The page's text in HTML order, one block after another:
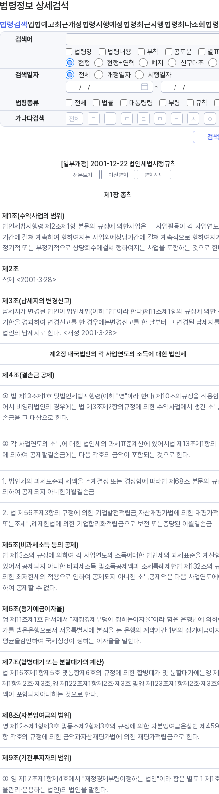
법령정보 상세검색
법령검색입법예고최근개정법령시행예정법령최근시행법령최다조회 법령
검색어
법령명
법령내용 부칙 공포문
별
현행
현행+연혁 폐지
신구대조
검색일자
전체 개정일자
시행일자
~
법령종류 전체 법률 대통령령 부령
규칙
가나다검색
전체 ㄱ ㄴ ㄷ ㄹ ㅁ ㅂ ㅅ ㅇ
검색
[일부개정] 2001-12-22 법인세법시행규칙
전문보기 이전연혁 연혁선택
제1장 총칙
제1조(수익사업의 범위)
법인세법시행령 제2조제1항 본문의 규정에 의한사업은 그 사업활동이 각 사업연
기간에 걸쳐 계속하여 행하여지는 사업외에상당기간에 걸쳐 계속적으로 행하여지
정기적 또는 부정기적으로 상당회수에걸쳐 행하여지는 사업을 포함하는 것으로
제2조
삭제 <2001·3·28>
제3조(납세지의 변경신고)
납세지가 변경된 법인이 법인세법(이하 "법"이라 한다)제11조제1항의 규정에 의한
기한을 경과하여 변경신고를 한 경우에는변경신고를 한 날부터 그 변경된 납세지
법인의 납세지로 한다. <개정 2001·3·28>
제2장 내국법인의 각 사업연도의 소득에 대한 법인세
제4조(결손금 공제)
① 법 제13조제1호 및법인세법시행령(이하 "영"이라 한다) 제10조의규정을 적용
어서 비영리법인의 경우에는 법 제3조제2항의규정에 의한 수익사업에서 생긴 소
손금을 그 대상으로 한다.
② 각 사업연도의 소득에 대한 법인세의 과세표준계산에 있어서법 제13조제1항의
에 의하여 공제할결손금에는 다음 각호의 금액이 포함되는 것으로 한다.
1. 법인세의 과세표준과 세액을 추계결정 또는 경정함에 따라법 제68조 본문의 규
의하여 공제되지 아니한이월결손금
2. 법 제56조제3항의 규정에 의한 기업발전적립금,자산재평가법에 의한 재평가
또는조세특례제한법에 의한 기업합리화적립금으로 보전 또는충당된 이월결손금
제5조(비과세소득 등의 공제)
법 제13조의 규정에 의하여 각 사업연도의 소득에대한 법인세의 과세표준을 계산
있어서 공제되지 아니한 비과세소득 및소득공제액과 조세특례제한법 제132조의
의한 최저한세의 적용으로 인하여 공제되지 아니한 소득공제액은 다음 사업연도에
하여 공제할 수 없다.
제6조(정기예금이자율)
영 제11조제1호 단서에서 "재정경제부령이 정하는이자율"이라 함은 은행법에 의
가를 받은은행으로서 서울특별시에 본점을 둔 은행의 계약기간 1년의 정기예금이
평균을감안하여 국세청장이 정하는 이자율을 말한다.
제7조(합병대가 또는 분할대가의 계산)
법 제16조제1항제5호 및동항제6호의 규정에 의한 합병대가 및 분할대가에는영
제1항제2호·제3호,영 제122조제1항제2호·제3호 및영 제123조제1항제2호·제3호
액이 포함되지아니하는 것으로 한다.
제8조(자본잉여금의 범위)
영 제12조제1항제3호 및동조제2항제3호의 규정에 의한 자본잉여금은상법 제
항 각호의 규정에 의한 금액과자산재평가법에 의한 재평가적립금으로 한다.
제9조(기관투자자의 범위)
① 영 제17조제1항제4호에서 "재정경제부령이정하는 법인"이라 함은 별표 1 제1
을관리·운용하는 법인)의 법인을 말한다.